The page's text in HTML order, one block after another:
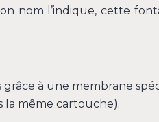
nom l’indique, cette
à une membrane
la même cartouche).